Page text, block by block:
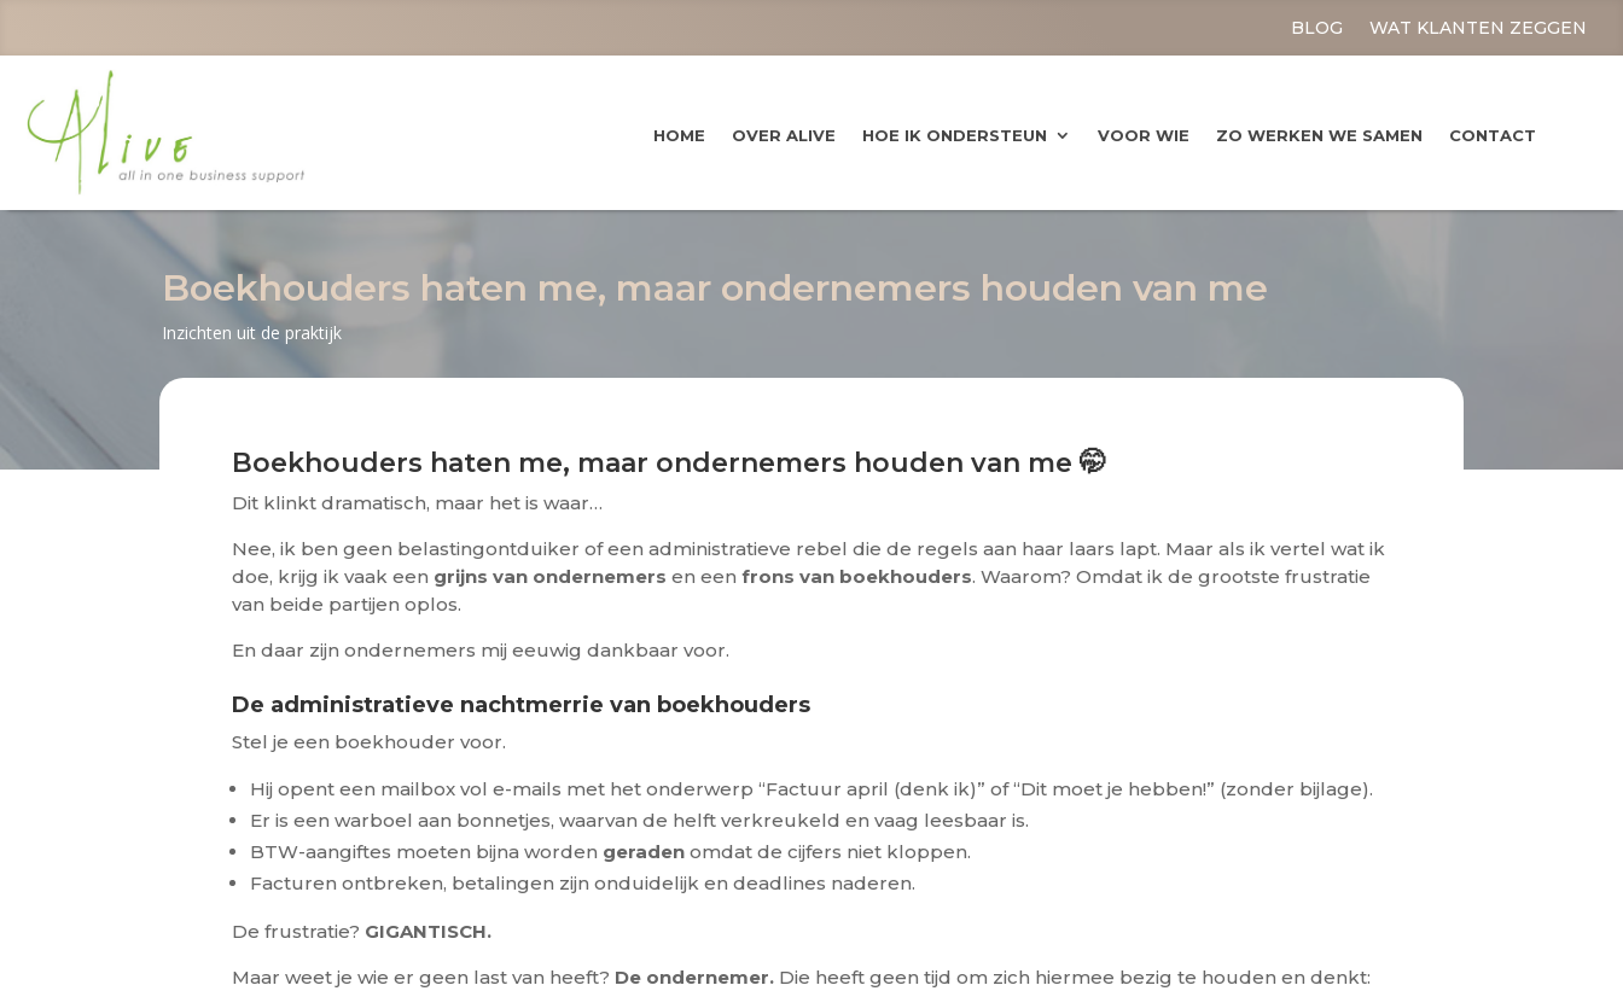
BLOG WAT KLANTEN ZEGGEN
HOME OVER ALIVE HOE IK ONDERSTEUN VOOR WIE ZO WERKEN WE SAMEN CONTACT
Boekhouders haten me, maar ondernemers houden van me
Inzichten uit de praktijk
Boekhouders haten me, maar ondernemers houden van me 🤭
Dit klinkt dramatisch, maar het is waar…
Nee, ik ben geen belastingontduiker of een administratieve rebel die de regels aan haar laars lapt. Maar als ik vertel wat ik
doe, krijg ik vaak een grijns van ondernemers en een frons van boekhouders. Waarom? Omdat ik de grootste frustratie
van beide partijen oplos.
En daar zijn ondernemers mij eeuwig dankbaar voor.
De administratieve nachtmerrie van boekhouders
Stel je een boekhouder voor.
Hij opent een mailbox vol e-mails met het onderwerp “Factuur april (denk ik)” of “Dit moet je hebben!” (zonder bijlage).
Er is een warboel aan bonnetjes, waarvan de helft verkreukeld en vaag leesbaar is.
BTW-aangiftes moeten bijna worden geraden omdat de cijfers niet kloppen.
Facturen ontbreken, betalingen zijn onduidelijk en deadlines naderen.
De frustratie? GIGANTISCH.
Maar weet je wie er geen last van heeft? De ondernemer. Die heeft geen tijd om zich hiermee bezig te houden en denkt: